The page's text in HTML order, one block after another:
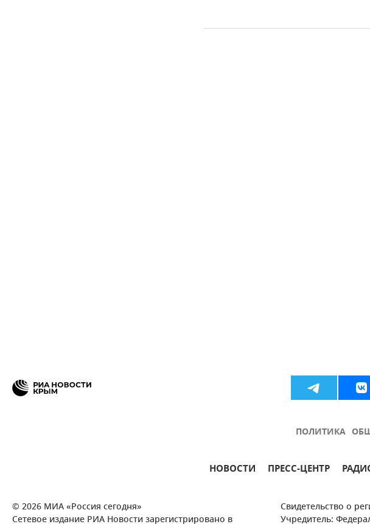
ПОЛИТИКА
НОВОСТИ ПРЕСС-ЦЕНТР
© 2026 МИА «Россия сегодня»
Сетевое издание РИА Новости зарегистрировано в
Свидетельство о
Учредитель: